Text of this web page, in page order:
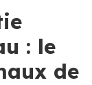
: le
de